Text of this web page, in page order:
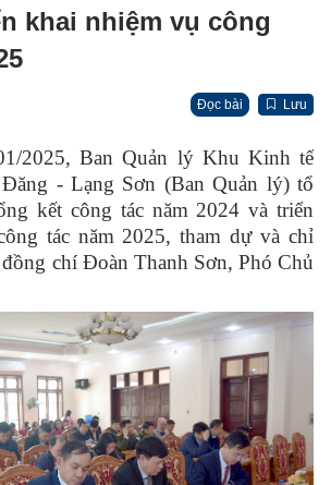
khai nhiệm vụ công
Đọc bài Lưu
2025, Ban Quản lý Khu Kinh tế
- Lạng Sơn (Ban Quản lý) tổ
kết công tác năm 2024 và triển
tác năm 2025, tham dự và chỉ
chí Đoàn Thanh Sơn, Phó Chủ